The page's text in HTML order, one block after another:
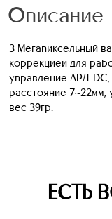
Описание
3 Мегапиксельный
коррекцией для
управление АРД-
расстояние 7~22мм,
вес 39гр.
ЕСТЬ